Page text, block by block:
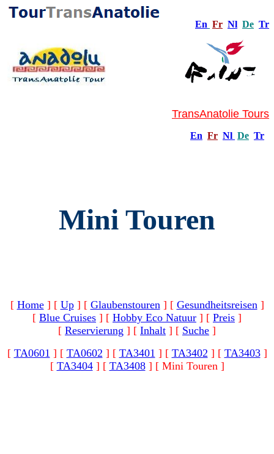
En Fr Nl De Tr
TransAnatolie Tours
En Fr Nl De Tr
Mini Touren
[ Home] [ Up] [ Glaubenstouren] [ Gesundheitsreisen]
[ Blue Cruises ] [ Hobby Eco Natuur ] [ Preis ]
[ Reservierung ] [ Inhalt ] [ Suche ]
[ TA0601 ] [ TA0602 ] [ TA3401 ] [ TA3402 ] [ TA3403]
[ TA3404] [ TA3408] [ Mini Touren ]